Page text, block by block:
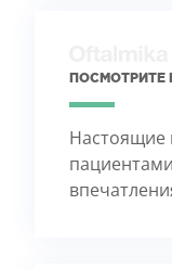
Настоящие